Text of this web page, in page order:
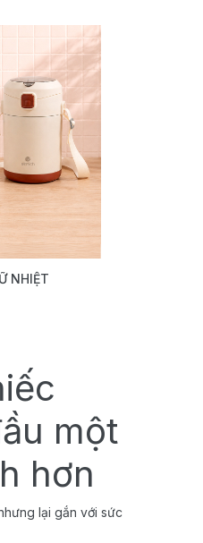
NHIỆT
một
hơn
lại gắn với sức